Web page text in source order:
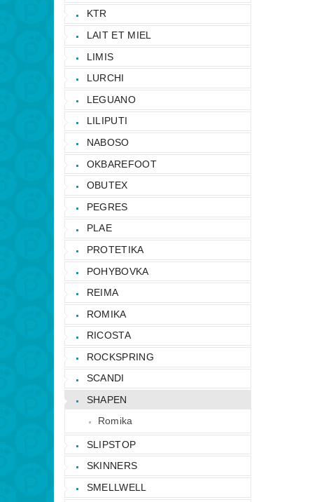
KTR
LAIT ET MIEL
LIMIS
LURCHI
LEGUANO
LILIPUTI
NABOSO
OKBAREFOOT
OBUTEX
PEGRES
PLAE
PROTETIKA
POHYBOVKA
REIMA
ROMIKA
RICOSTA
ROCKSPRING
SCANDI
SHAPEN
Romika
SLIPSTOP
SKINNERS
SMELLWELL